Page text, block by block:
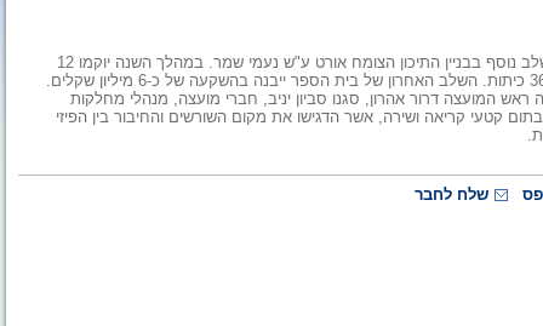
במועצה המקומית גן יבנה הונחה בשבוע שעבר אבן הפינה להקמת שלב נוסף בבניין התיכון הצומח אורט ע"ש נעמי שמר. במהלך השנה יוקמו 12
כיתות הלימוד האחרונות במתחם. עם סיום הבנייה ימנה בית הספר 36 כיתות. השלב האחרון של בית הספר ייבנה בהשקעה של כ-6 מיליון שקלים.
המועצה דרור אהרון, סגנו סביון יניב, חברי מועצה, מנהלי מחלקות
קטעי קריאה ושירה, אשר הדגישו את מקום השורשים והחיבור בין הפיזי
שלח לחבר